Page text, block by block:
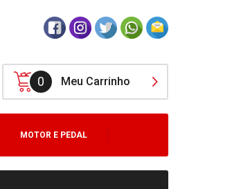
0 Meu Carrinho
MOTOR E PEDAL